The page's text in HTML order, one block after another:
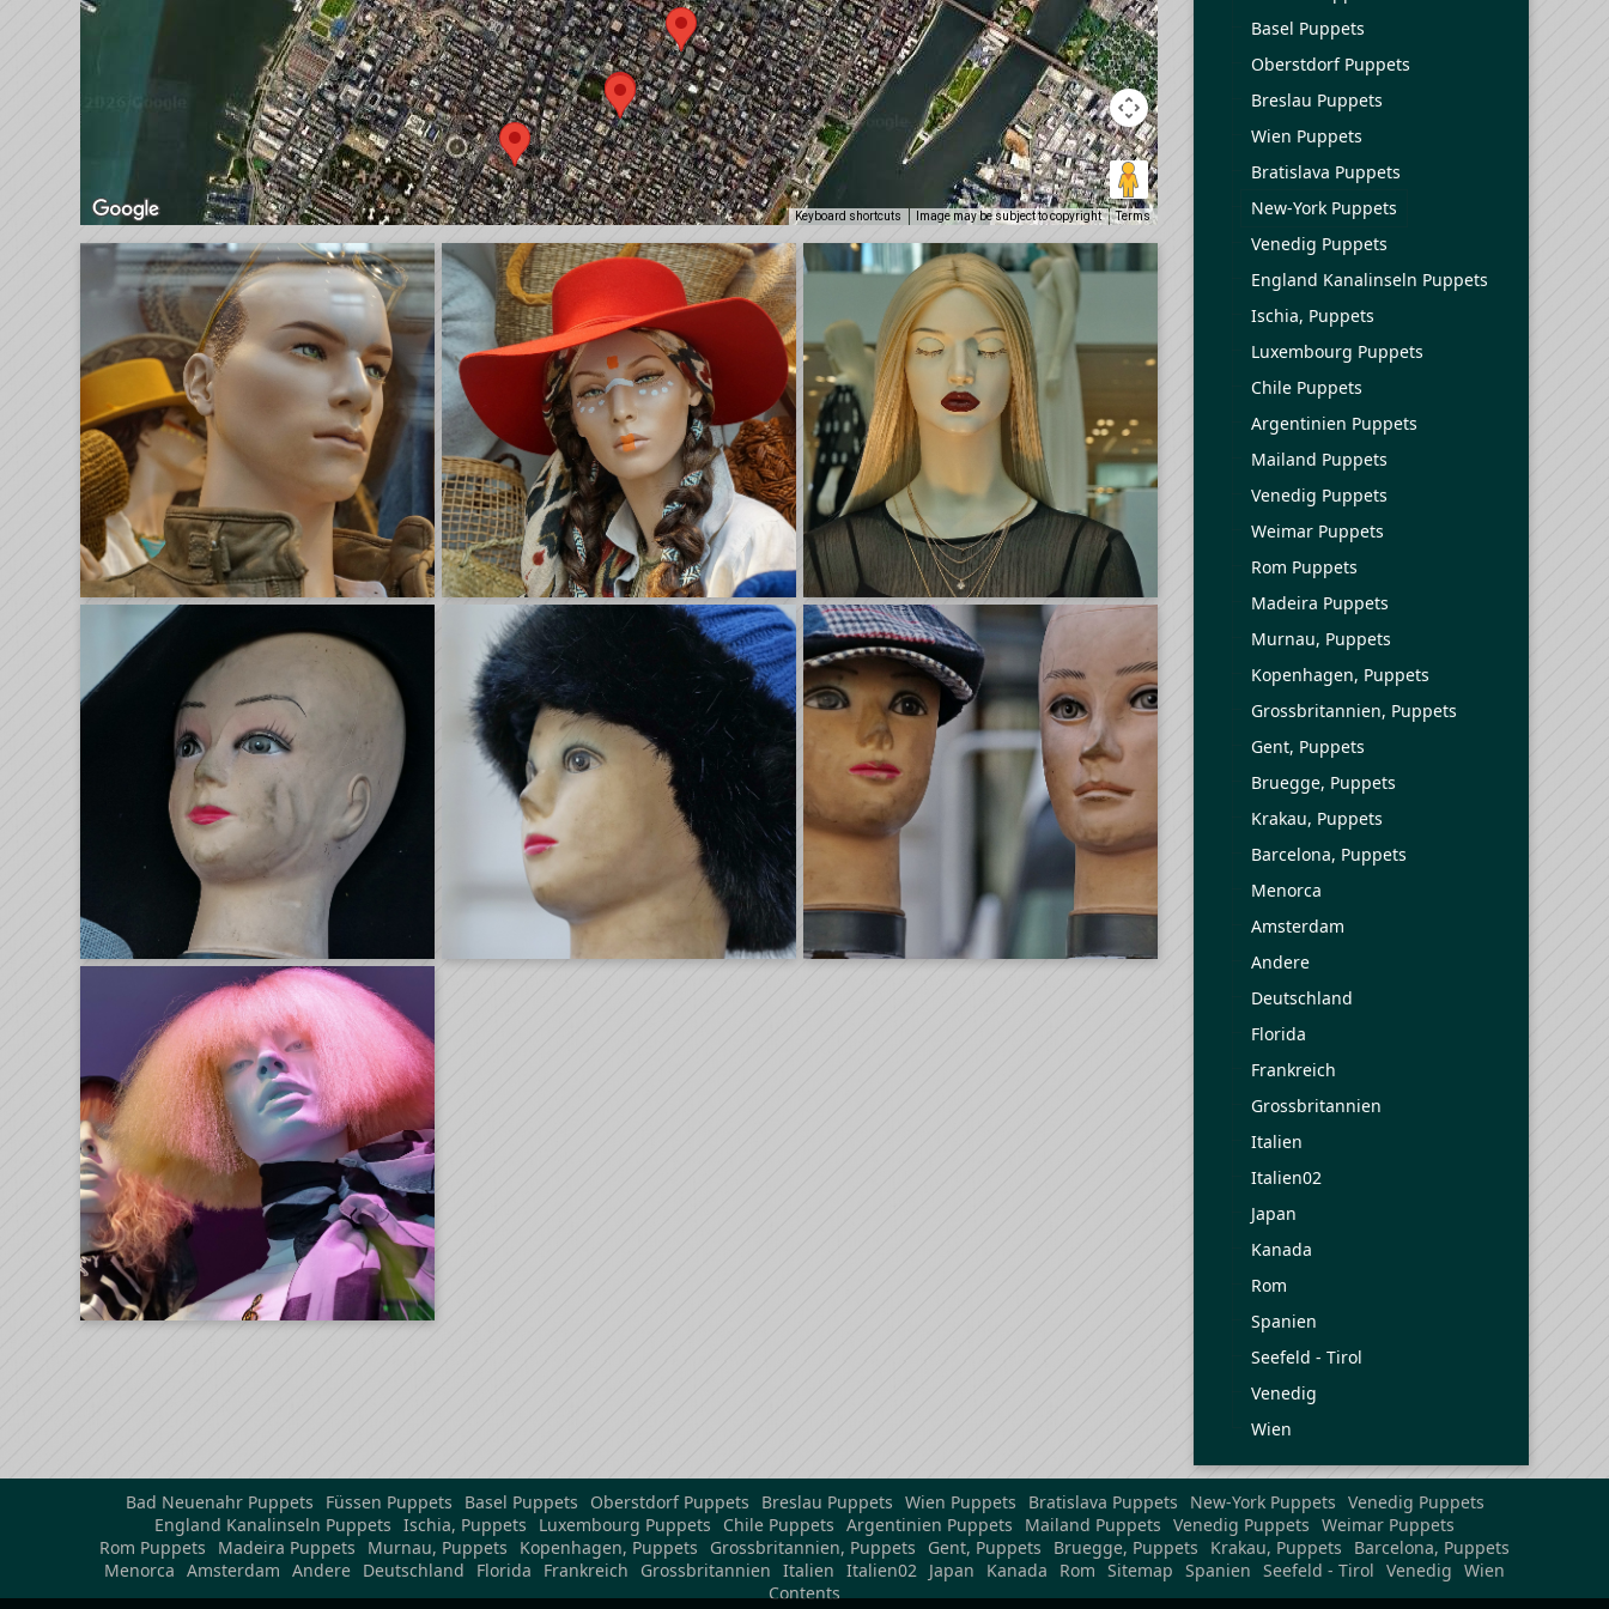
Keyboard shortcuts Image may be subject to copyright Terms
Basel Puppets
Oberstdorf Puppets
Breslau Puppets
Wien Puppets
Bratislava Puppets
New-York Puppets
Venedig Puppets
England Kanalinseln Puppets
Ischia, Puppets
Luxembourg Puppets
Chile Puppets
Argentinien Puppets
Mailand Puppets
Venedig Puppets
Weimar Puppets
Rom Puppets
Madeira Puppets
Murnau, Puppets
Kopenhagen, Puppets
Grossbritannien, Puppets
Gent, Puppets
Bruegge, Puppets
Krakau, Puppets
Barcelona, Puppets
Menorca
Amsterdam
Andere
Deutschland
Florida
Frankreich
Grossbritannien
Italien
Italien02
Japan
Kanada
Rom
Spanien
Seefeld - Tirol
Venedig
Wien
Bad Neuenahr Puppets Füssen Puppets Basel Puppets Oberstdorf Puppets Breslau Puppets Wien Puppets Bratislava Puppets New-York Puppets Venedig Puppets
England Kanalinseln Puppets Ischia, Puppets Luxembourg Puppets Chile Puppets Argentinien Puppets Mailand Puppets Venedig Puppets Weimar Puppets
Rom Puppets
Madeira Puppets Murnau, Puppets Kopenhagen, Puppets Grossbritannien, Puppets Gent, Puppets Bruegge, Puppets Krakau, Puppets
Barcelona, Puppets
Menorca Amsterdam Andere Deutschland Florida Frankreich Grossbritannien Italien Italien02 Japan Kanada Rom Sitemap Spanien Seefeld - Tirol Venedig Wien
Contents